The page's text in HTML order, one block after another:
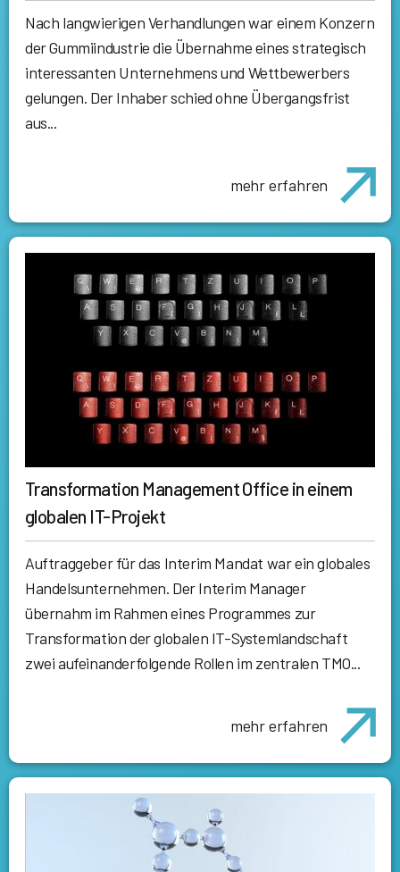
Nach langwierigen Verhandlungen war einem Konzern
der Gummiindustrie die Übernahme eines strategisch
interessanten Unternehmens und Wettbewerbers
gelungen. Der Inhaber schied ohne Übergangsfrist
aus...
mehr erfahren
Transformation Management Office in einem
globalen IT-Projekt
Auftraggeber für das Interim Mandat war ein globales
Handelsunternehmen. Der Interim Manager
übernahm im Rahmen eines Programmes zur
Transformation der globalen IT-Systemlandschaft
zwei aufeinanderfolgende Rollen im zentralen TMO...
mehr erfahren